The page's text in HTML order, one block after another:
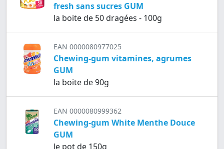
fresh sans sucres GUM
la boite de 50 dragées - 100g
EAN 0000080977025
Chewing-gum vitamines, agrumes
GUM
la boite de 90g
EAN 0000080999362
Chewing-gum White Menthe Douce
GUM
le pot de 150g